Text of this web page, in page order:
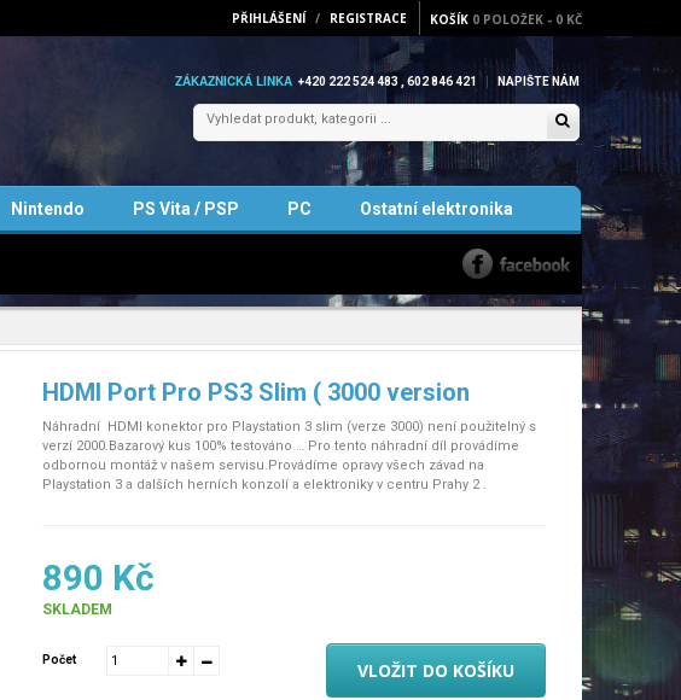
PŘIHLÁŠENÍ / REGISTRACE KOŠÍK 0 POLOŽEK - 0 KČ
ZÁKAZNICKÁ LINKA +420 222 524 483 , 602 846 421 NAPIŠTE NÁM
Nintendo PS Vita / PSP PC Ostatní elektronika
HDMI Port Pro PS3 Slim ( 3000 version
Náhradní HDMI konektor pro Playstation 3 slim (verze 3000) není použitelný s
verzí 2000.Bazarový kus 100% testováno … Pro tento náhradní díl provádíme
odbornou montáž v našem servisu.Provádíme opravy všech závad na
Playstation 3 a dalších herních konzolí a elektroniky v centru Prahy 2 .
890 Kč
SKLADEM
Počet VLOŽIT DO KOŠÍKU